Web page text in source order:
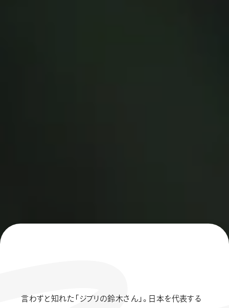
言わずと知れた「ジブリの鈴木さん」。日本を代表する